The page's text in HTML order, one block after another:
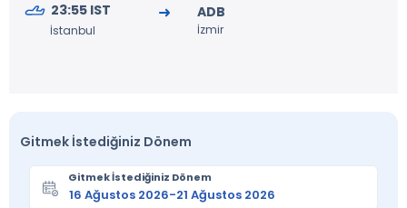
23:55 IST
İstanbul
ADB
İzmir
Gitmek İstediğiniz Dönem
Gitmek İstediğiniz Dönem